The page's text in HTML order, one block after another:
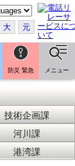
大 元
防災 緊急 メニュー
技術企画課
河川課
港湾課